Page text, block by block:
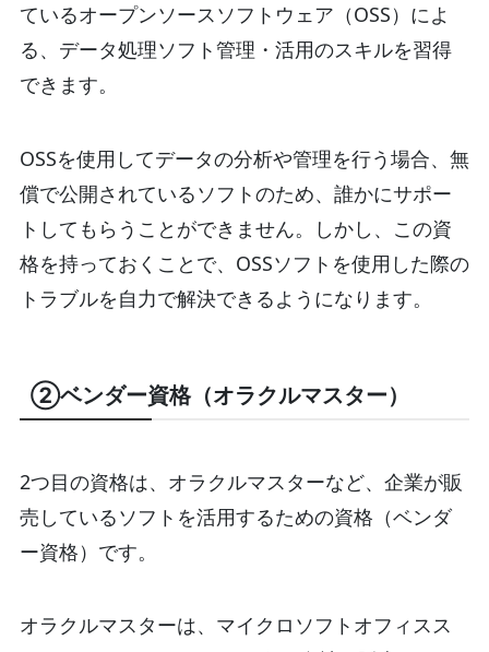
ているオープンソースソフトウェア（OSS）によ
る、データ処理ソフト管理・活用のスキルを習得
できます。
OSSを使用してデータの分析や管理を行う場合、無
償で公開されているソフトのため、誰かにサポー
トしてもらうことができません。しかし、この資
格を持っておくことで、OSSソフトを使用した際の
トラブルを自力で解決できるようになります。
②ベンダー資格（オラクルマスター）
2つ目の資格は、オラクルマスターなど、企業が販
売しているソフトを活用するための資格（ベンダ
ー資格）です。
オラクルマスターは、マイクロソフトオフィスス